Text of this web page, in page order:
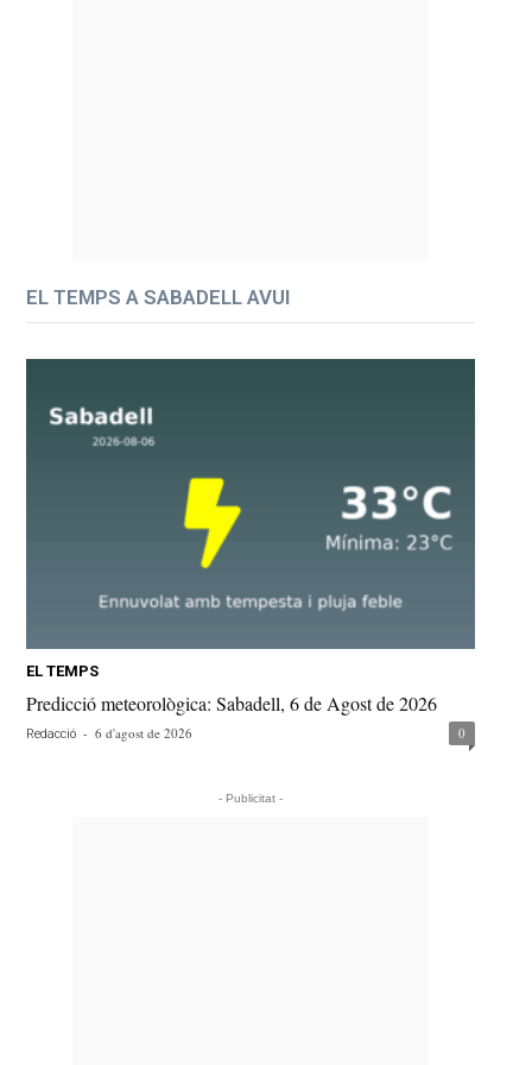
EL TEMPS A SABADELL AVUI
EL TEMPS
Predicció meteorològica: Sabadell, 6 de Agost de 2026
Redacció - 6 d'agost de 2026 0
- Publicitat -